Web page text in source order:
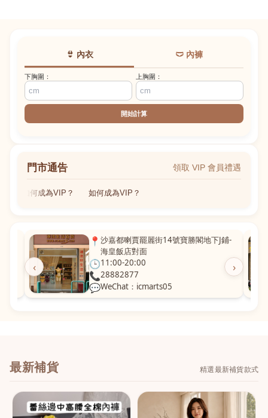
👙 內衣 🩲 內褲
下胸圍： 上胸圍：
開始計算
門市通告 領取 VIP 會員禮遇
如何成為VIP？ 如何成為VIP？
‹ ›
📍 沙嘉都喇賈罷麗街14號寶勝閣地下J鋪-
海皇飯店對面
🕒11:00-20:00
📞28882877
💬WeChat：icmarts05
最新補貨 精選最新補貨款式